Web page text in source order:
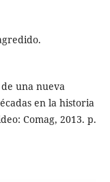
una nueva
en la historia
Comag, 2013. p.